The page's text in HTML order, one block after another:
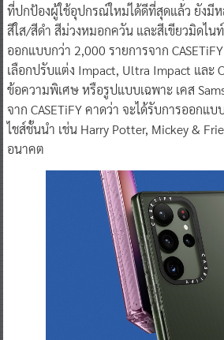
ที่ปกป้องผู้ใช้อุปกรณ์ใหม่ได้ดีที่สุดแล้ว ยังมี
สีใส/สีดำ สีม่วงหมอกควัน และสีเขียวมิดไน
ออกแบบกว่า 2,000 รายการจาก
เลือกปรับแต่ง Impact, Ultra Impact และ
ข้อความพิเศษ หรือรูปแบบเฉพาะ เคส
จาก CASETiFY คาดว่า จะได้รับการออกแ
ไชส์ชั้นนำ เช่น Harry Potter, Mickey &
อนาคต